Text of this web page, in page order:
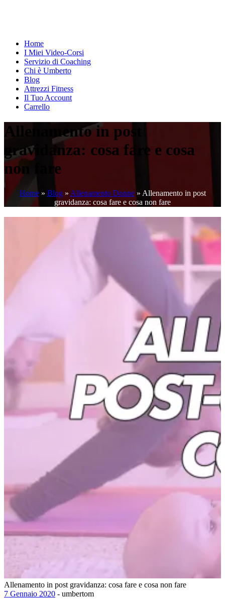
Home
I Miei Video-Corsi
Servizio di Coaching
Chi è Umberto
Blog
Attrezzi Fitness
Il Tuo Account
Carrello
Allenamento in post
gravidanza: cosa fare e cosa
non fare
Home» Blog» Allenamento Donne» Allenamento in post
gravidanza: cosa fare e cosa non fare
Allenamento in post gravidanza: cosa fare e cosa non fare
7 Gennaio 2020 - umbertom